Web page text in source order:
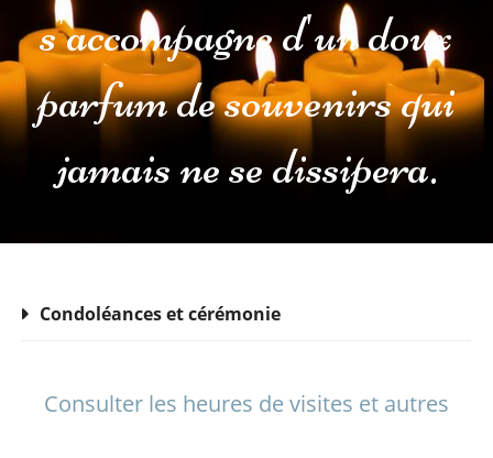
s'accompagne d'un doux
parfum de souvenirs qui
jamais ne se dissipera.
Condoléances et cérémonie
Consulter les heures de visites et autres